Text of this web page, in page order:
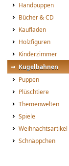
Handpuppen
Bücher & CD
Kaufladen
Holzfiguren
Kinderzimmer
Kugelbahnen
Puppen
Plüschtiere
Themenwelten
Spiele
Weihnachtsartikel
Schnäppchen